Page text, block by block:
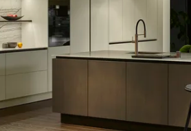
De woningen in Helmond en omgeving
nieuwbouw tot ruime gezinswoningen en
ontwerpen luxe keukens die aansluiten op
passen binnen het totaalbeeld van jouw
maatwerk keukens met een rustige
hoogwaardige materialen en open
overgaan in het interieur. Functionaliteit
in een ontwerp dat jarenlang meegaat.